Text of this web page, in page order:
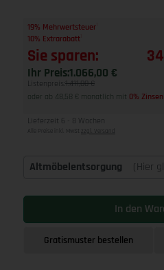
19% Mehrwertsteuer
10% Extrarabatt
Sie sparen:
Ihr Preis:1.066,00 €
Listenpreis: 1.411,00 €
oder ab 48,58 € monatlich mit 0% Zinsen
Lieferzeit 6 - 8 Wochen
Alle Preise inkl. MwSt zzgl. Versand
Altmöbelentsorgung (Hier
In den
Gratismuster bestellen